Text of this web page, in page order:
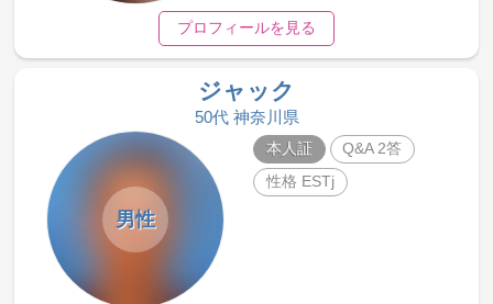
プロフィールを見る
ジャック
50代 神奈川県
男性
本人証
Q&A 2答
性格 ESTj